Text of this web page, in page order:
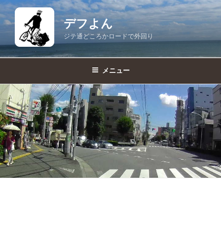
コ
ン
キ
ッ
プ
デフよん
ジテ通どころかロードで外回り
メニュー